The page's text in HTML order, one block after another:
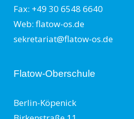
Fax: +49 30 6548 6640
Web: flatow-os.de
sekretariat@flatow-os.de
Flatow-Oberschule
Berlin-Köpenick